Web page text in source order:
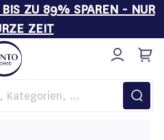
ZU 89% SPAREN - NUR
ZEIT
Direkt
zum
Inhalt